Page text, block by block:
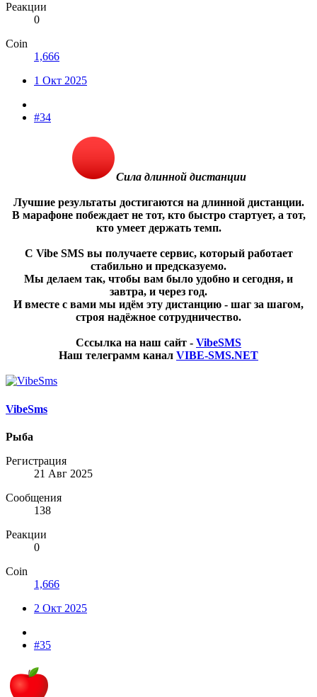
Реакции
0
Coin
1,666
1 Окт 2025
#34
Сила длинной дистанции
Лучшие результаты достигаются на длинной дистанции.
В марафоне побеждает не тот, кто быстро стартует, а тот,
кто умеет держать темп.
С Vibe SMS вы получаете сервис, который работает
стабильно и предсказуемо.
Мы делаем так, чтобы вам было удобно и сегодня, и
завтра, и через год.
И вместе с вами мы идём эту дистанцию - шаг за шагом,
строя надёжное сотрудничество.
Сссылка на наш сайт - VibeSMS
Наш телеграмм канал VIBE-SMS.NET
VibeSms
Рыба
Регистрация
21 Авг 2025
Сообщения
138
Реакции
0
Coin
1,666
2 Окт 2025
#35